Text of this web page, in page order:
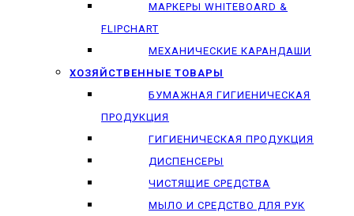
МАРКЕРЫ WHITEBOARD &
FLIPCHART
МЕХАНИЧЕСКИЕ КАРАНДАШИ
ХОЗЯЙСТВЕННЫЕ ТОВАРЫ
БУМАЖНАЯ ГИГИЕНИЧЕСКАЯ
ПРОДУКЦИЯ
ГИГИЕНИЧЕСКАЯ ПРОДУКЦИЯ
ДИСПЕНСЕРЫ
ЧИСТЯЩИЕ СРЕДСТВА
МЫЛО И СРЕДСТВО ДЛЯ РУК